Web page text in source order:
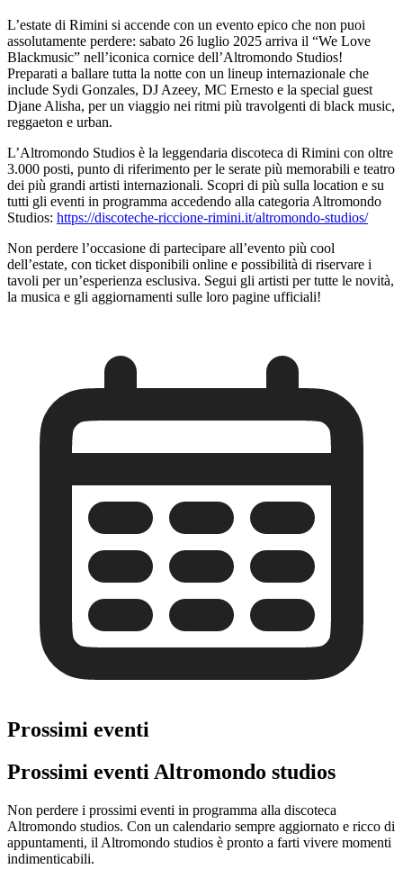
L’estate di Rimini si accende con un evento epico che non puoi
assolutamente perdere: sabato 26 luglio 2025 arriva il “We Love
Blackmusic” nell’iconica cornice dell’Altromondo Studios!
Preparati a ballare tutta la notte con un lineup internazionale che
include Sydi Gonzales, DJ Azeey, MC Ernesto e la special guest
Djane Alisha, per un viaggio nei ritmi più travolgenti di black music,
reggaeton e urban.
L’Altromondo Studios è la leggendaria discoteca di Rimini con oltre
3.000 posti, punto di riferimento per le serate più memorabili e teatro
dei più grandi artisti internazionali. Scopri di più sulla location e su
tutti gli eventi in programma accedendo alla categoria Altromondo
Studios: https://discoteche-riccione-rimini.it/altromondo-studios/
Non perdere l’occasione di partecipare all’evento più cool
dell’estate, con ticket disponibili online e possibilità di riservare i
tavoli per un’esperienza esclusiva. Segui gli artisti per tutte le novità,
la musica e gli aggiornamenti sulle loro pagine ufficiali!
Prossimi eventi
Prossimi eventi Altromondo studios
Non perdere i prossimi eventi in programma alla discoteca
Altromondo studios. Con un calendario sempre aggiornato e ricco di
appuntamenti, il Altromondo studios è pronto a farti vivere momenti
indimenticabili.